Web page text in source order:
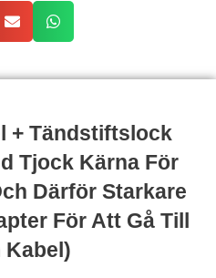
+ Tändstiftslock
Tjock Kärna För
Därför Starkare
För Att Gå Till
Kabel)